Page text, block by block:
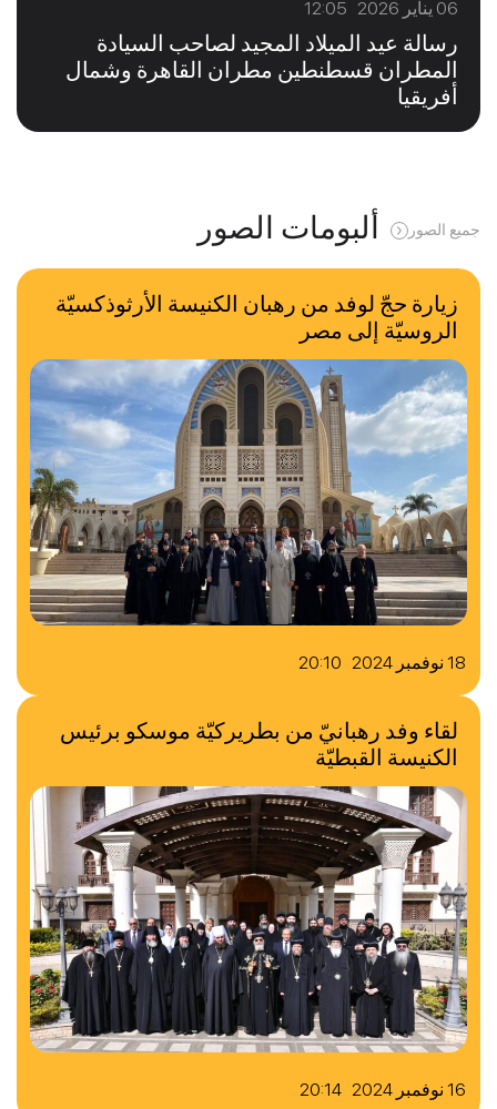
06 يناير 2026 12:05
رسالة عيد الميلاد المجيد لصاحب السيادة
المطران قسطنطين مطران القاهرة وشمال
أفريقيا
ألبومات الصور جميع الصور
18 نوفمبر 2024 20:10
زيارة حجّ لوفد من رهبان الكنيسة الأرثوذكسيّة
الروسيّة إلى مصر
16 نوفمبر 2024 20:14
لقاء وفد رهبانيّ من بطريركيّة موسكو برئيس
الكنيسة القبطيّة